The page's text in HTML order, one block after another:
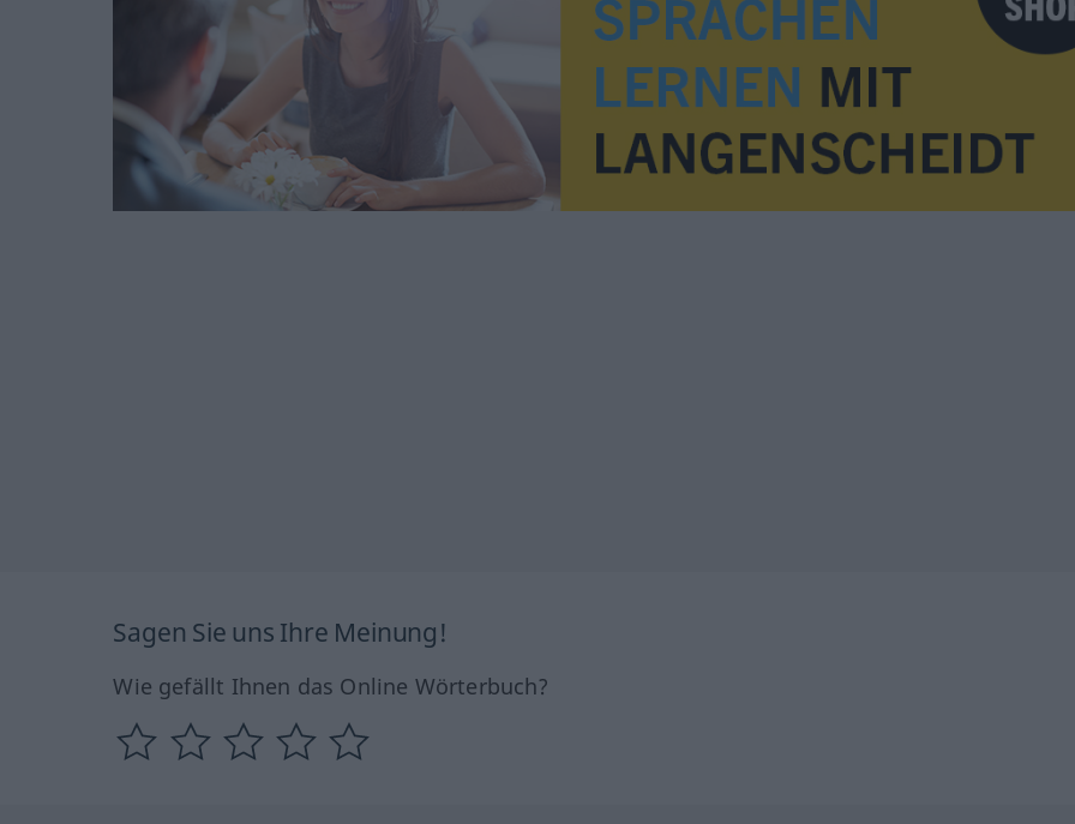
Sagen Sie uns Ihre Meinung!
Wie gefällt Ihnen das Online Wörterbuch?